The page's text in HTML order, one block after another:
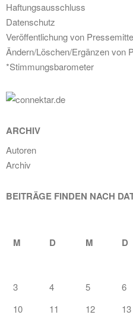
Haftungsausschluss
Datenschutz
Veröffentlichung von
Ändern/Löschen/Ergänzen von
*Stimmungsbarometer
ARCHIV
Autoren
Archiv
BEITRÄGE FINDEN NACH
M D M D
3
4 5 6
10
11 12 13